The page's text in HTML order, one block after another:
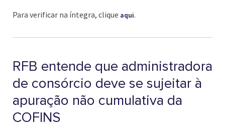
Para verificar na íntegra, clique aqui.
RFB entende que administradora
de consórcio deve se sujeitar à
apuração não cumulativa da
COFINS